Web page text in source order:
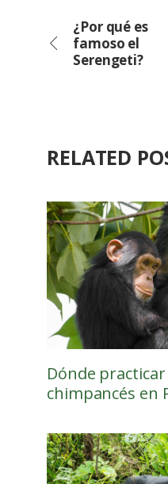
¿Por qué es
famoso el
Serengeti?
RELATED
Dónde
chimpancés en